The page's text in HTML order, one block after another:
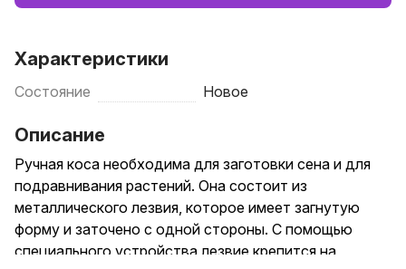
Характеристики
Состояние Новое
Описание
Ручная коса необходима для заготовки сена и для
подравнивания растений. Она состоит из
металлического лезвия, которое имеет загнутую
форму и заточено с одной стороны. С помощью
специального устройства лезвие крепится на